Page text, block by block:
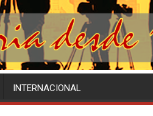
INTERNACIONAL